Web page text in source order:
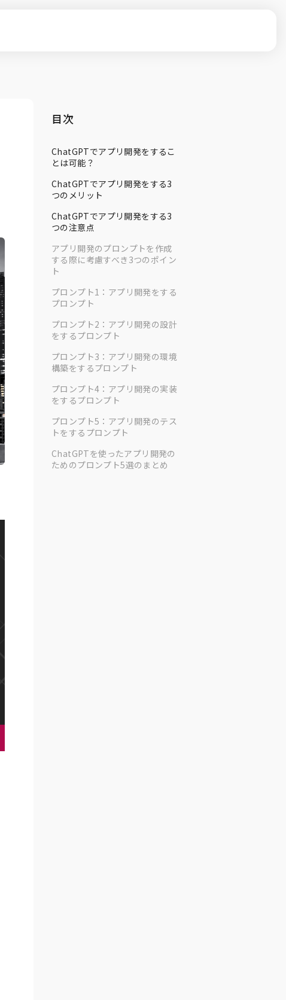
目次
ChatGPTでアプリ開発をするこ
とは可能？
ChatGPTでアプリ開発をする3
つのメリット
ChatGPTでアプリ開発をする3
つの注意点
アプリ開発のプロンプトを作成
する際に考慮すべき3つのポイン
ト
プロンプト1：アプリ開発をする
プロンプト
プロンプト2：アプリ開発の設計
をするプロンプト
プロンプト3：アプリ開発の環境
構築をするプロンプト
プロンプト4：アプリ開発の実装
をするプロンプト
プロンプト5：アプリ開発のテス
トをするプロンプト
ChatGPTを使ったアプリ開発の
ためのプロンプト5選のまとめ